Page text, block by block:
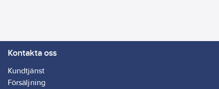
Detta är ett
alternativ till
artikelnummer
Kontakta oss
Kundtjänst
Försäljning